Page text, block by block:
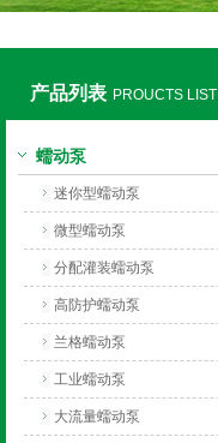
产品列表 PROUCTS LIST
蠕动泵
迷你型蠕动泵
微型蠕动泵
分配灌装蠕动泵
高防护蠕动泵
兰格蠕动泵
工业蠕动泵
大流量蠕动泵